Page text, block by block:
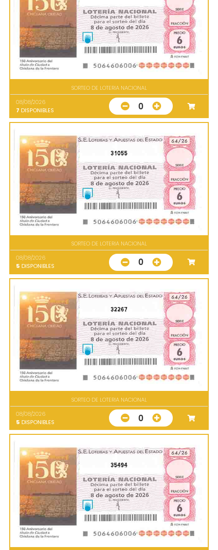
SORTEO DE LOTERIA NACIONAL
08/08/2026
7 DISPONIBLES 0
31055
SORTEO DE LOTERIA NACIONAL
08/08/2026
5 DISPONIBLES 0
32267
SORTEO DE LOTERIA NACIONAL
08/08/2026
5 DISPONIBLES 0
35494